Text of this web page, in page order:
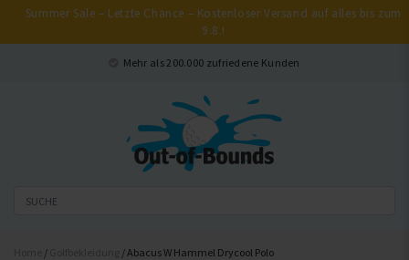
Summer Sale – Letzte Chance – Kostenloser Versand auf alles bis zum
9.8.!
Mehr als 200.000 zufriedene Kunden
/ / Abacus W Hammel Drycool Polo